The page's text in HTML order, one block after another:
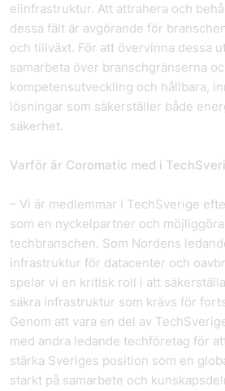
elinfrastruktur. Att attrahera och
dessa fält är avgörande för
och tillväxt. För att övervinna dessa
samarbeta över branschgränserna
kompetensutveckling och hållbara,
lösningar som säkerställer både
säkerhet.
Varför är Coromatic med i
– Vi är medlemmar i TechSverige
som en nyckelpartner och
techbranschen. Som Nordens
infrastruktur för datacenter och
spelar vi en kritisk roll i att
säkra infrastruktur som krävs för
Genom att vara en del av
med andra ledande techföretag för
stärka Sveriges position som en
starkt på samarbete och